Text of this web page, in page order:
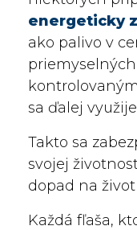
energeticky
ako palivo v
sa ďalej
Takto sa
svojej
dopad na
Každá fľaša,